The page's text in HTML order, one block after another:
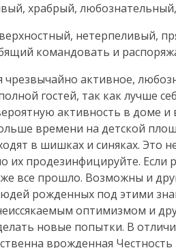
храбрый,
нетерпеливый,
командовать и
активное,
гостей, так как лучше
активность в доме
времени на детской
в шишках и синяках. Это
их продезинфицируйте. Если
все прошло. Возможны и
рожденных под этими
оптимизмом и
новые попытки. В
врожденная